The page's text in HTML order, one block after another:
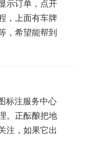
示订单，点开
，上面有车牌
，希望能帮到
标注服务中心
。正酝酿把地
注，如果它出